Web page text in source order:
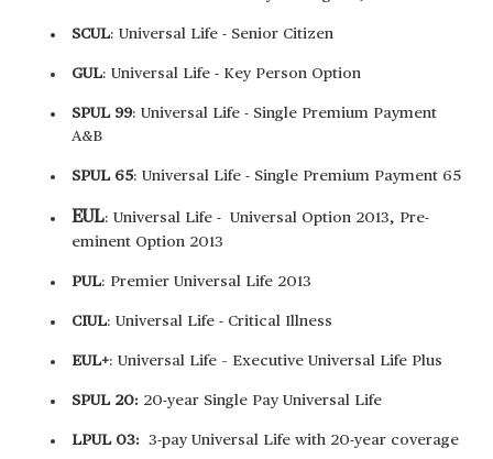
SCUL: Universal Life - Senior Citizen
GUL: Universal Life - Key Person Option
SPUL 99: Universal Life - Single Premium Payment
A&B
SPUL 65: Universal Life - Single Premium Payment 65
EUL: Universal Life - Universal Option 2013, Pre-
eminent Option 2013
PUL: Premier Universal Life 2013
CIUL: Universal Life - Critical Illness
EUL+: Universal Life – Executive Universal Life Plus
SPUL 20: 20-year Single Pay Universal Life
LPUL 03: 3-pay Universal Life with 20-year coverage